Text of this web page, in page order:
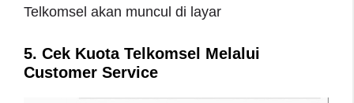
Telkomsel akan muncul di layar
5. Cek Kuota Telkomsel Melalui
Customer Service